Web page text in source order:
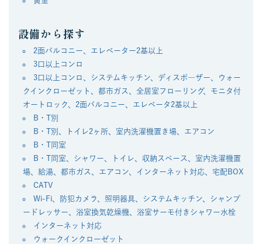
設備から探す
2面バルコニー、エレベーター2基以上
3口以上コンロ
3口以上コンロ、システムキッチン、ディスポ―ザー、ウォー
クインクローゼット、都市ガス、全居室フローリング、モニタ付
オートロック、2面バルコニー、エレベータ2基以上
B・T別
B・T別、トイレ2ヶ所、室内洗濯機置き場、エアコン
B・T同室
B・T同室、シャワー、トイレ、収納スペース、室内洗濯機置
場、給湯、都市ガス、エアコン、インターネット対応、宅配BOX
CATV
Wi-Fi、防犯カメラ、照明器具、システムキッチン、シャンプ
ードレッサー、浴室換気乾燥機、浴室サーモ付きシャワー水栓
インターネット対応
ウォークインクローゼット